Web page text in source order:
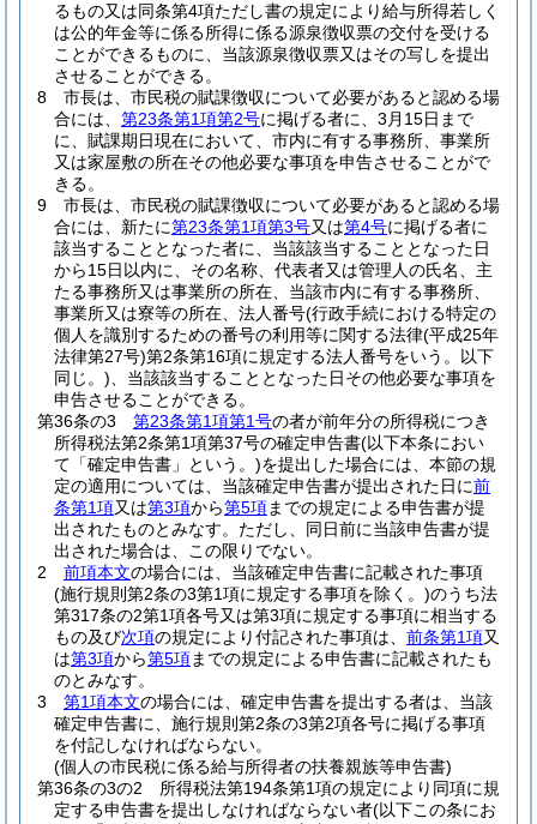
るもの又は同条第4項ただし書の規定により給与所得若しく
は公的年金等に係る所得に係る源泉徴収票の交付を受ける
ことができるものに、当該源泉徴収票又はその写しを提出
させることができる。
8
市長は、市民税の賦課徴収について必要があると認める場
合には、 第23条第1項第2号に掲げる者に、3月15日まで
に、賦課期日現在において、市内に有する事務所、事業所
又は家屋敷の所在その他必要な事項を申告させることがで
きる。
9
市長は、市民税の賦課徴収について必要があると認める場
合には、新たに第23条第1項第3号又は第4号に掲げる者に
該当することとなった者に、当該該当することとなった日
から15日以内に、その名称、代表者又は管理人の氏名、主
たる事務所又は事業所の所在、当該市内に有する事務所、
事業所又は寮等の所在、法人番号(行政手続における特定の
個人を識別するための番号の利用等に関する法律(平成25年
法律第27号)第2条第16項に規定する法人番号をいう。以下
同じ。) 、当該該当することとなった日その他必要な事項を
申告させることができる。
第36条の3
第23条第1項第1号の者が前年分の所得税につき
所得税法第2条第1項第37号の確定申告書(以下本条におい
て「確定申告書」という。)を提出した場合には、本節の規
定の適用については、当該確定申告書が提出された日に前
条第1項又は第3項から第5項までの規定による申告書が提
出されたものとみなす。 ただし、同日前に当該申告書が提
出された場合は、この限りでない。
2
前項本文の場合には、当該確定申告書に記載された事項
(施行規則第2条の3第1項に規定する事項を除く。)のうち法
第317条の2第1項各号又は第3項に規定する事項に相当する
もの及び次項の規定により付記された事項は、 前条第1項又
は第3項から第5項までの規定による申告書に記載されたも
のとみなす。
3
第1項本文の場合には、確定申告書を提出する者は、当該
確定申告書に、施行規則第2条の3第2項各号に掲げる事項
を付記しなければならない。
(個人の市民税に係る給与所得者の扶養親族等申告書)
第36条の3の2
所得税法第194条第1項の規定により同項に規
定する申告書を提出しなければならない者(以下この条にお